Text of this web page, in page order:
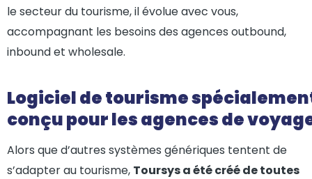
le secteur du tourisme, il évolue avec vous,
accompagnant les besoins des agences outbound,
inbound et wholesale.
Logiciel de tourisme
conçu pour les agences de
Alors que d’autres systèmes génériques tentent de
s’adapter au tourisme, Toursys a été créé de toutes